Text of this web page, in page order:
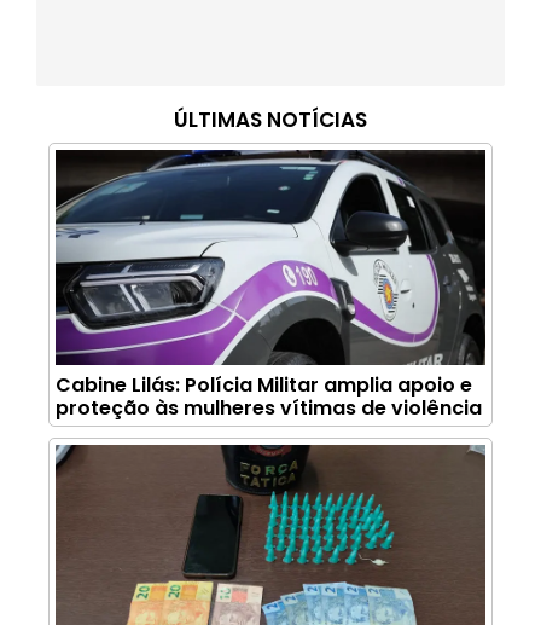
ÚLTIMAS NOTÍCIAS
Cabine Lilás: Polícia Militar amplia apoio e
proteção às mulheres vítimas de violência